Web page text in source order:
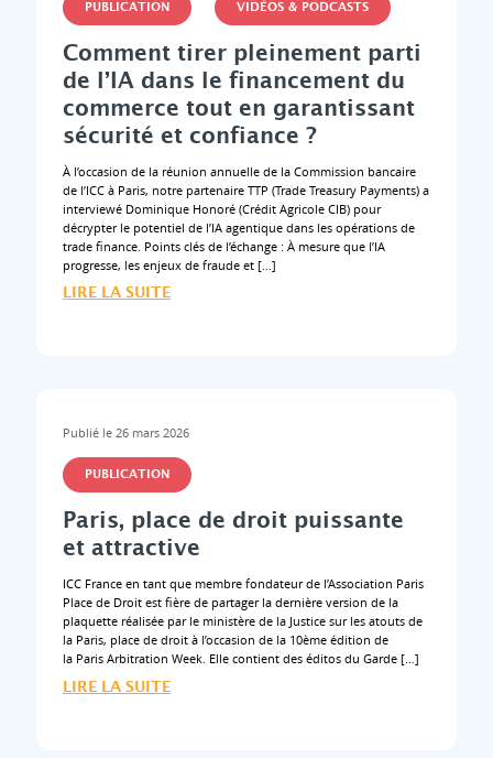
PUBLICATION VIDÉOS & PODCASTS
Comment tirer pleinement parti
de l’IA dans le financement du
commerce tout en garantissant
sécurité et confiance ?
À l’occasion de la réunion annuelle de la Commission bancaire
de l’ICC à Paris, notre partenaire TTP (Trade Treasury Payments) a
interviewé Dominique Honoré (Crédit Agricole CIB) pour
décrypter le potentiel de l’IA agentique dans les opérations de
trade finance. Points clés de l’échange : À mesure que l’IA
progresse, les enjeux de fraude et […]
LIRE LA SUITE
Publié le 26 mars 2026
PUBLICATION
Paris, place de droit puissante
et attractive
ICC France en tant que membre fondateur de l’Association Paris
Place de Droit est fière de partager la dernière version de la
plaquette réalisée par le ministère de la Justice sur les atouts de
la Paris, place de droit à l’occasion de la 10ème édition de
la Paris Arbitration Week. Elle contient des éditos du Garde […]
LIRE LA SUITE